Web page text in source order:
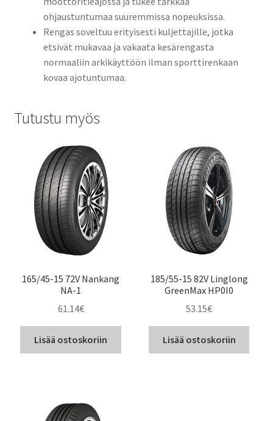
ohjaustuntumaa suuremmissa nopeuksissa.
Rengas soveltuu erityisesti kuljettajille, jotka
etsivät mukavaa ja vakaata kesärengasta
normaaliin arkikäyttöön ilman sporttirenkaan
kovaa ajotuntumaa.
Tutustu myös
165/45-15 72V Nankang
NA-1
61.14€
Lisää ostoskoriin
185/55-15 82V Linglong
GreenMax HP0I0
53.15€
Lisää ostoskoriin